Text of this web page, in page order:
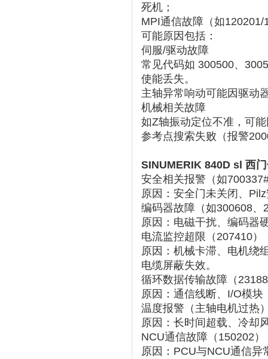
死机‌；
MPI通信故障（如
可能原因包括：
伺服/驱动故障
常见代码如 ‌ 300500、
使能丢失‌。
主轴异常响动可能因驱动
机械相关故障
如Z轴振动定位不准，可
参考点搜索失败（报警
SINUMERIK 840D sl 西
安全相关报警（如
原因 ：安全门未关闭、
编码器故障（如300608、
原因 ：电磁干扰、编码器
电流监控超限（207410）
原因 ：机械卡滞、电机绕
电缆屏蔽失效。
循环数据传输故障（
原因 ：通信线断、I/O模
温度报警（主轴电机过热
原因 ：长时间超载、冷却
NCU通信故障（150202）
原因 ：PCU与NCU通信